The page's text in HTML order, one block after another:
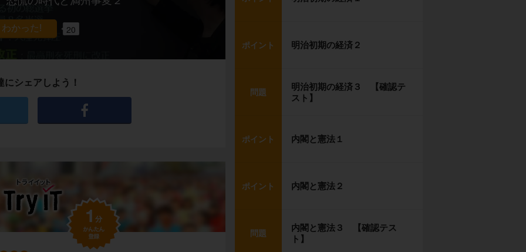
20
にシェアしよう！
ポイント 明治初期の経済２
問題
明治初期の経済３ 【確認テ
スト】
ポイント 内閣と憲法１
ポイント 内閣と憲法２
問題
内閣と憲法３ 【確認テス
ト】